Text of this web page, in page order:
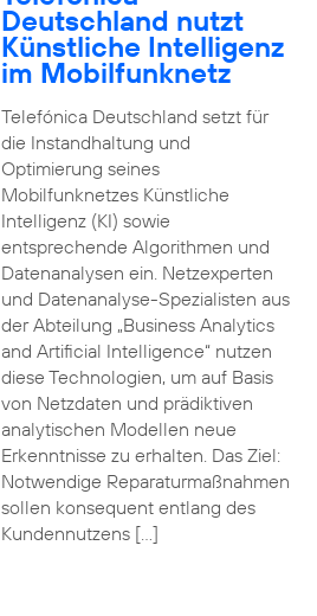
Deutschland nutzt
Künstliche Intelligenz
im Mobilfunknetz
Telefónica Deutschland setzt für
die Instandhaltung und
Optimierung seines
Mobilfunknetzes Künstliche
Intelligenz (KI) sowie
entsprechende Algorithmen und
Datenanalysen ein. Netzexperten
und Datenanalyse-Spezialisten aus
der Abteilung „Business Analytics
and Artificial Intelligence“ nutzen
diese Technologien, um auf Basis
von Netzdaten und prädiktiven
analytischen Modellen neue
Erkenntnisse zu erhalten. Das Ziel:
Notwendige Reparaturmaßnahmen
sollen konsequent entlang des
Kundennutzens […]